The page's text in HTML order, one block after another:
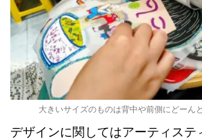
大きいサイズのものは背中や前側にどーん
デザインに関してはアーティステ